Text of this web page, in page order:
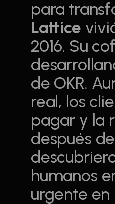
para
Lattice
2016. Su
de OKR.
real, los
pagar y la
después
humanos
urgente en